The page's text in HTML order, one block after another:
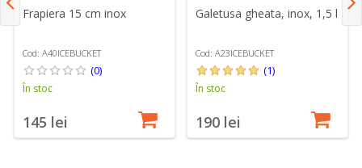
Frapiera 15 cm inox
Cod: A40ICEBUCKET
(0)
În stoc
145 lei
Galetusa gheata, inox, 1,5 l
Cod: A23ICEBUCKET
(1)
În stoc
190 lei